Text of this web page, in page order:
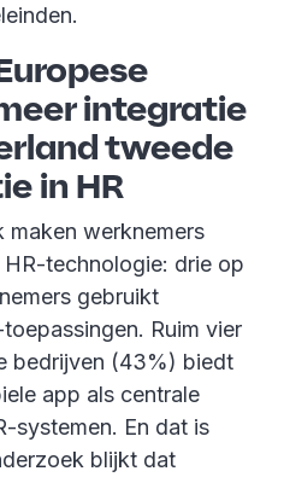
integratie
tweede
in HR
maken werknemers
technologie: drie op
gebruikt
Ruim vier
bedrijven (43%) biedt
app als centrale
systemen. En dat is
blijkt dat